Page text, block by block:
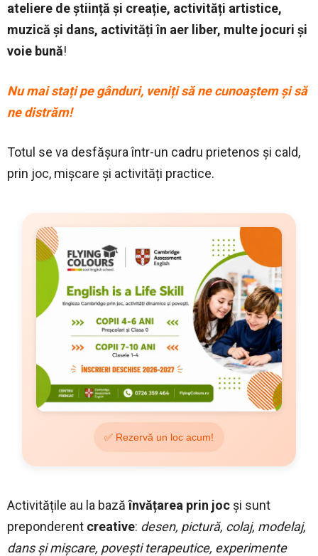
ateliere de știință și creație, activități artistice,
muzică și dans, activități în aer liber, multe jocuri și
voie bună!
Nu mai stați pe gânduri, veniți să ne cunoaștem și să
ne distrăm!
Totul se va desfășura într-un cadru prietenos și cald,
prin joc, mișcare și activități practice.
✅ Rezervă un loc acum!
Activitățile au la bazăînvățarea prin joc și sunt
preponderent creative: desen, pictură, colaj, modelaj,
dans și mișcare, povești terapeutice, experimente